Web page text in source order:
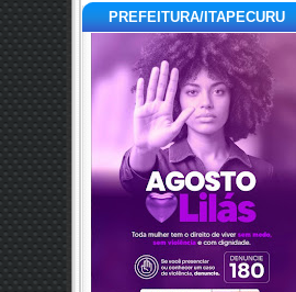
PREFEITURA/ITAPECURU